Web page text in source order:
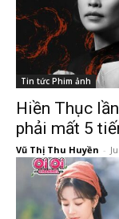
Tin tức Phim ảnh
Hiền Thục
phải mất 5
Vũ Thị Thu Huyền -